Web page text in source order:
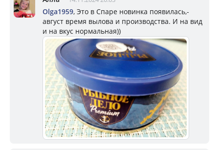
Olga1959, Это в Спаре новинка появилась,-
август время вылова и производства. И на вид
и на вкус нормальная))